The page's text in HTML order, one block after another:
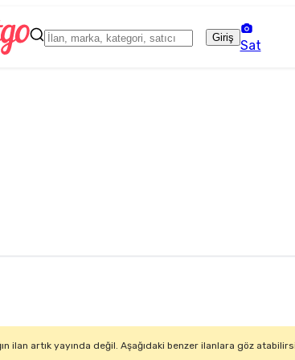
Giriş
Sat
ilan artık yayında değil. Aşağıdaki benzer ilanlara göz